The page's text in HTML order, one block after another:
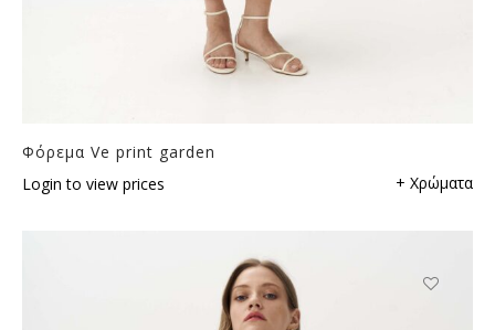
Φόρεμα Ve print garden
Login to view prices
+ Χρώματα